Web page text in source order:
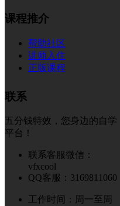
课程推介
帮助社区
讲师入住
正版课程
联系
五分钱特效，您身边的自学
平台！
联系客服微信：
vfxcool
QQ客服：3169811060
工作时间：周一至周